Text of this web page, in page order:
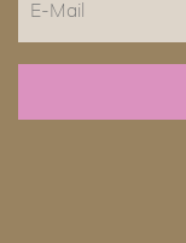
Mail
CAPTCHA